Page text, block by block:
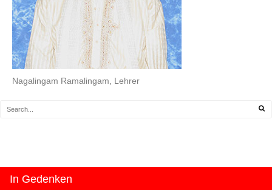
Nagalingam Ramalingam, Lehrer
In Gedenken